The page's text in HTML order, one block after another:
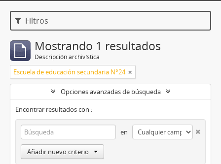
Filtros
Mostrando 1 resultados
Descripción archivística
Escuela de educación secundaria N°24
Opciones avanzadas de búsqueda
Encontrar resultados con :
en
Añadir nuevo criterio